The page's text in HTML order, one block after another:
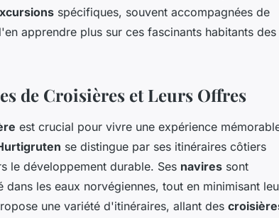
spécifiques, souvent accompagnées de
apprendre plus sur ces fascinants habitants des
de Croisières et Leurs Offres
est crucial pour vivre une expérience
se distingue par ses itinéraires côtiers
le développement durable. Ses navires sont
les eaux norvégiennes, tout en minimisant
une variété d'itinéraires, allant des